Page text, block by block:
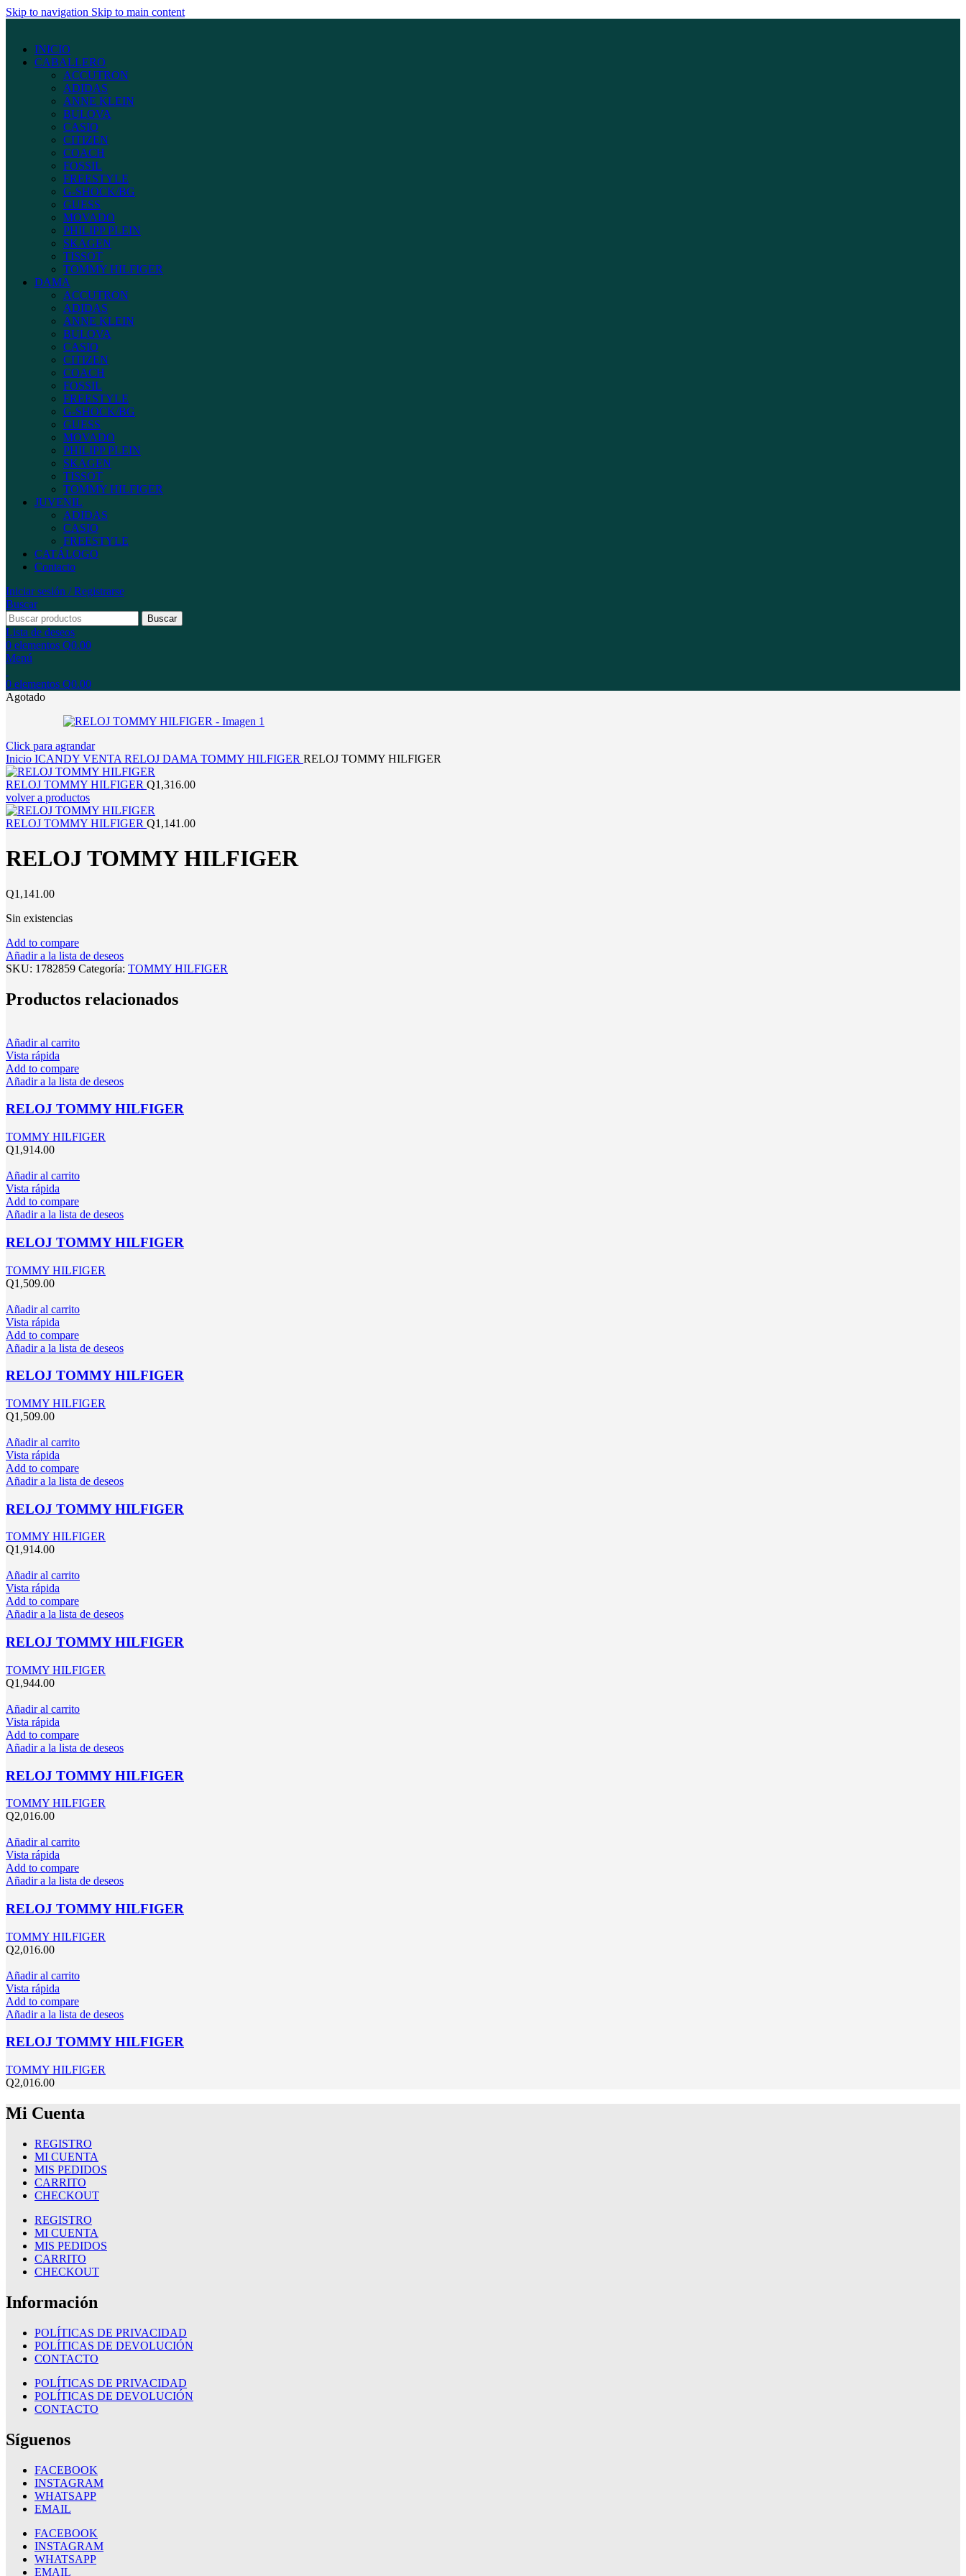
Skip to navigation Skip to main content
INICIO
CABALLERO
ACCUTRON
ADIDAS
ANNE KLEIN
BULOVA
CASIO
CITIZEN
COACH
FOSSIL
FREESTYLE
G-SHOCK/BG
GUESS
MOVADO
PHILIPP PLEIN
SKAGEN
TISSOT
TOMMY HILFIGER
DAMA
ACCUTRON
ADIDAS
ANNE KLEIN
BULOVA
CASIO
CITIZEN
COACH
FOSSIL
FREESTYLE
G-SHOCK/BG
GUESS
MOVADO
PHILIPP PLEIN
SKAGEN
TISSOT
TOMMY HILFIGER
JUVENIL
ADIDAS
CASIO
FREESTYLE
CATÁLOGO
Contacto
Iniciar sesión / Registrarse
Buscar
Buscar
Lista de deseos
0 elementos Q0.00
Menú
0 elementos Q0.00
Agotado
Click para agrandar
Inicio ICANDY VENTA RELOJ DAMA TOMMY HILFIGER RELOJ TOMMY HILFIGER
RELOJ TOMMY HILFIGER Q1,316.00
volver a productos
RELOJ TOMMY HILFIGER Q1,141.00
RELOJ TOMMY HILFIGER
Q1,141.00
Sin existencias
Add to compare
Añadir a la lista de deseos
SKU: 1782859 Categoría: TOMMY HILFIGER
Productos relacionados
Añadir al carrito
Vista rápida
Add to compare
Añadir a la lista de deseos
RELOJ TOMMY HILFIGER
TOMMY HILFIGER
Q1,914.00
Añadir al carrito
Vista rápida
Add to compare
Añadir a la lista de deseos
RELOJ TOMMY HILFIGER
TOMMY HILFIGER
Q1,509.00
Añadir al carrito
Vista rápida
Add to compare
Añadir a la lista de deseos
RELOJ TOMMY HILFIGER
TOMMY HILFIGER
Q1,509.00
Añadir al carrito
Vista rápida
Add to compare
Añadir a la lista de deseos
RELOJ TOMMY HILFIGER
TOMMY HILFIGER
Q1,914.00
Añadir al carrito
Vista rápida
Add to compare
Añadir a la lista de deseos
RELOJ TOMMY HILFIGER
TOMMY HILFIGER
Q1,944.00
Añadir al carrito
Vista rápida
Add to compare
Añadir a la lista de deseos
RELOJ TOMMY HILFIGER
TOMMY HILFIGER
Q2,016.00
Añadir al carrito
Vista rápida
Add to compare
Añadir a la lista de deseos
RELOJ TOMMY HILFIGER
TOMMY HILFIGER
Q2,016.00
Añadir al carrito
Vista rápida
Add to compare
Añadir a la lista de deseos
RELOJ TOMMY HILFIGER
TOMMY HILFIGER
Q2,016.00
Mi Cuenta
REGISTRO
MI CUENTA
MIS PEDIDOS
CARRITO
CHECKOUT
REGISTRO
MI CUENTA
MIS PEDIDOS
CARRITO
CHECKOUT
Información
POLÍTICAS DE PRIVACIDAD
POLÍTICAS DE DEVOLUCIÓN
CONTACTO
POLÍTICAS DE PRIVACIDAD
POLÍTICAS DE DEVOLUCIÓN
CONTACTO
Síguenos
FACEBOOK
INSTAGRAM
WHATSAPP
EMAIL
FACEBOOK
INSTAGRAM
WHATSAPP
EMAIL